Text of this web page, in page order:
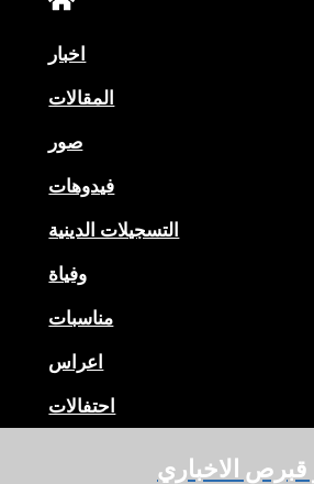
اخبار
المقالات
صور
فيدوهات
التسجيلات الدينية
وفياة
مناسبات
اعراس
احتفالات
الاخباري